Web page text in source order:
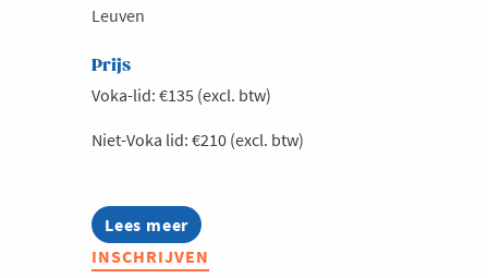
Leuven
Prijs
Voka-lid: €135 (excl. btw)
Niet-Voka lid: €210 (excl. btw)
Lees meer
about
Exclusieve
lunch
INSCHRIJVEN